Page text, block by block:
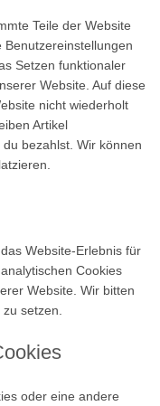
Teile der Website
Setzen funktionaler
Website. Auf diese
nicht wiederholt
Artikel
bezahlst. Wir können
Website-Erlebnis für
Cookies
Website. Wir bitten
setzen.
oder eine andere